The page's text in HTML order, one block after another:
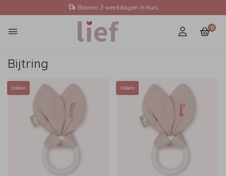
Binnen 3 werkdagen in huis
0
Bijtring
Jollein Jollein